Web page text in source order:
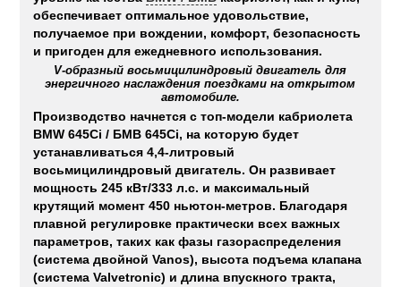
обеспечивает оптимальное удовольствие,
получаемое при вождении, комфорт, безопасность
и пригоден для ежедневного использования.
V-образный восьмицилиндровый двигатель для
энергичного наслаждения поездками на открытом
автомобиле.
Производство начнется с топ-модели кабриолета
BMW 645Ci / БМВ 645Ci, на которую будет
устанавливаться 4,4-литровый
восьмицилиндровый двигатель. Он развивает
мощность 245 кВт/333 л.с. и максимальный
крутящий момент 450 ньютон-метров. Благодаря
плавной регулировке практически всех важных
параметров, таких как фазы газораспределения
(система двойной Vanos), высота подъема клапана
(система Valvetronic) и длина впускного тракта,